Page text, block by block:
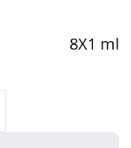
8X1 ml